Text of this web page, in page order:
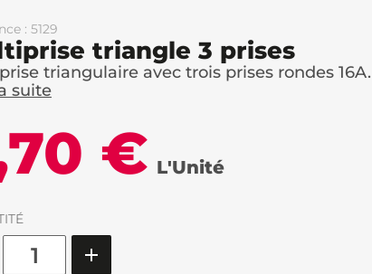
: 5129
triangle 3 prises
triangulaire avec trois prises rondes 16A.
suite
€ L'Unité